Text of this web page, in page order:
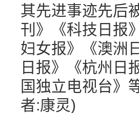
其先进事迹先后
刊》《科技日报
妇女报》《澳洲
日报》《杭州日
国独立电视台》
者:康灵)